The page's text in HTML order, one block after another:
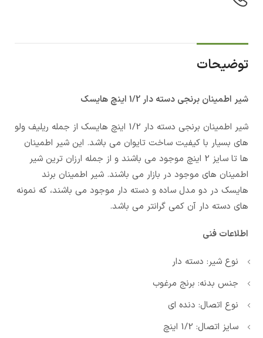
توضیحات
شیر اطمینان برنجی دسته دار 1/2 اینچ هایسک
شیر اطمینان برنجی دسته دار 1/2 اینچ هایسک از جمله ریلیف ولو
های بسیار با کیفیت ساخت تایوان می باشد. این شیر اطمینان
ها تا سایز 2 اینچ موجود می باشند و از جمله ارزان ترین شیر
اطمینان های موجود در بازار می باشند. شیر اطمینان برند
هایسک در دو مدل ساده و دسته دار موجود می باشند، که نمونه
های دسته دار آن کمی گرانتر می باشد.
اطلاعات فنی
نوع شیر: دسته دار
جنس بدنه: برنج مرغوب
نوع اتصال: دنده ای
سایز اتصال: 1/2 اینچ